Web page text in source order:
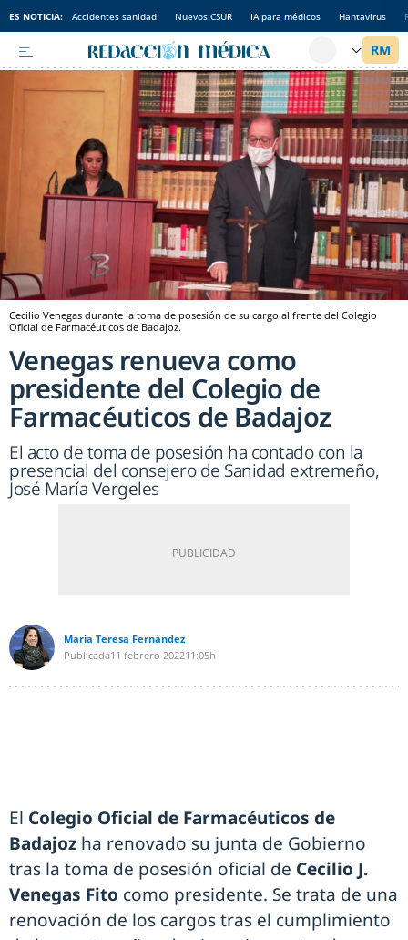
ES NOTICIA: Accidentes sanidad Nuevos CSUR IA para médicos Hantavirus
Cecilio Venegas durante la toma de posesión de su cargo al frente del Colegio
Oficial de Farmacéuticos de Badajoz.
Venegas renueva como
presidente del Colegio de
Farmacéuticos de Badajoz
El acto de toma de posesión ha contado con la
presencial del consejero de Sanidad extremeño,
José María Vergeles
María Teresa Fernández
Publicada11 febrero 202211:05h
El Colegio Oficial de Farmacéuticos de
Badajoz ha renovado su junta de Gobierno
tras la toma de posesión oficial de Cecilio J.
Venegas Fito como presidente. Se trata de una
renovación de los cargos tras el cumplimiento